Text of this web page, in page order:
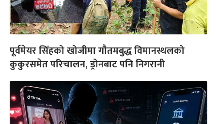
पूर्वमेयर सिंहको खोजीमा गौतमबुद्ध विमानस्थलको
कुकुरसमेत परिचालन, ड्रोनबाट पनि निगरानी